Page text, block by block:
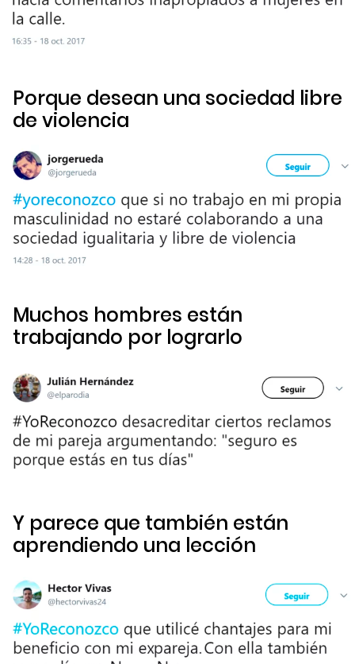
Porque desean una sociedad libre
de violencia
Muchos hombres están
trabajando por lograrlo
Y parece que también están
aprendiendo una lección